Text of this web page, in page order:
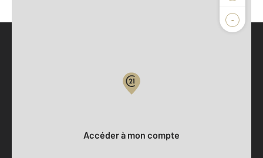
-
Accéder à mon compte